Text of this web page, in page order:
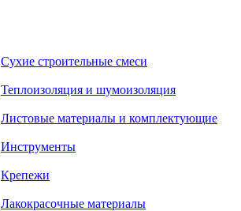
Сухие строительные смеси
Теплоизоляция и шумоизоляция
Листовые материалы и комплектующие
Инструменты
Крепежи
Лакокрасочные материалы